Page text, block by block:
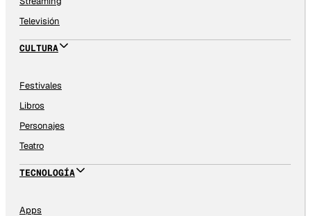
Televisión
CULTURA
Festivales
Libros
Personajes
Teatro
TECNOLOGÍA
Apps